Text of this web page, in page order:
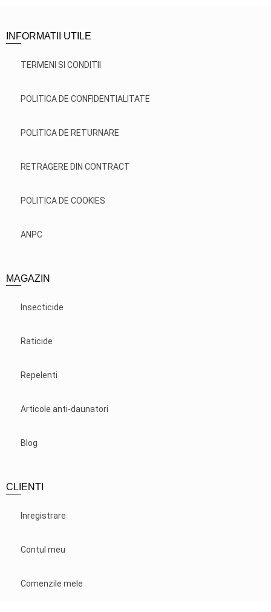
INFORMATII UTILE
TERMENI SI CONDITII
POLITICA DE CONFIDENTIALITATE
POLITICA DE RETURNARE
RETRAGERE DIN CONTRACT
POLITICA DE COOKIES
ANPC
MAGAZIN
Insecticide
Raticide
Repelenti
Articole anti-daunatori
Blog
CLIENTI
Inregistrare
Contul meu
Comenzile mele